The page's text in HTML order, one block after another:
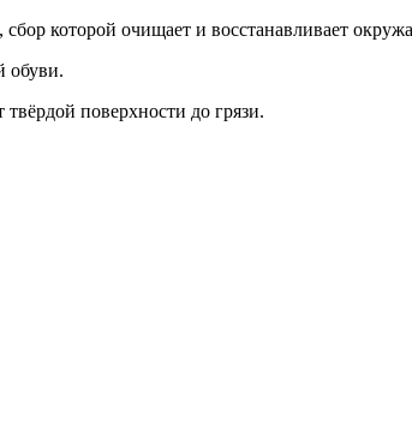
которой очищает и восстанавливает
обуви.
поверхности до грязи.